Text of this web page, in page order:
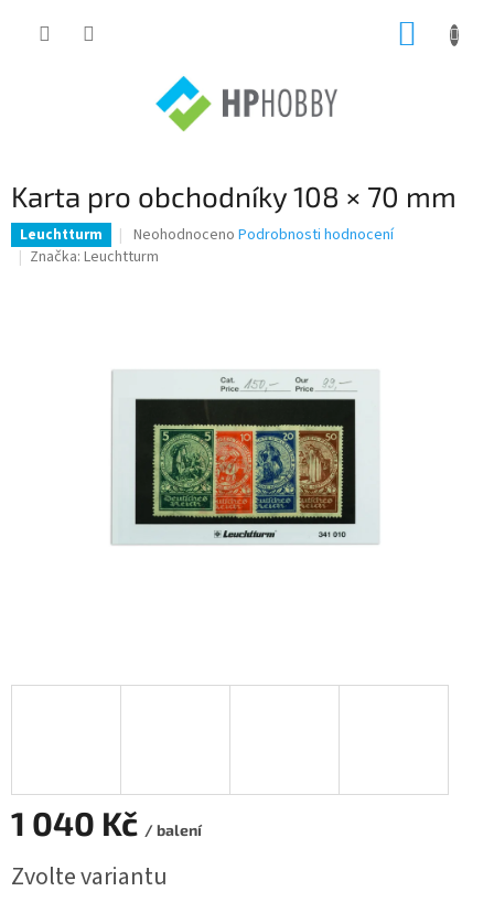
Karta pro obchodníky 108 × 70 mm
Leuchtturm
Průměrné
hodnocení
Neohodnoceno Podrobnosti hodnocení
Značka: Leuchtturm
1 040 Kč / balení
cena:
Zvolte variantu